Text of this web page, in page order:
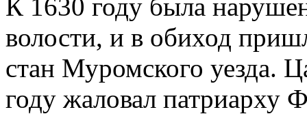
К 1630 году была
волости, и в обиход
стан Муромского уезда.
году жаловал патриарху